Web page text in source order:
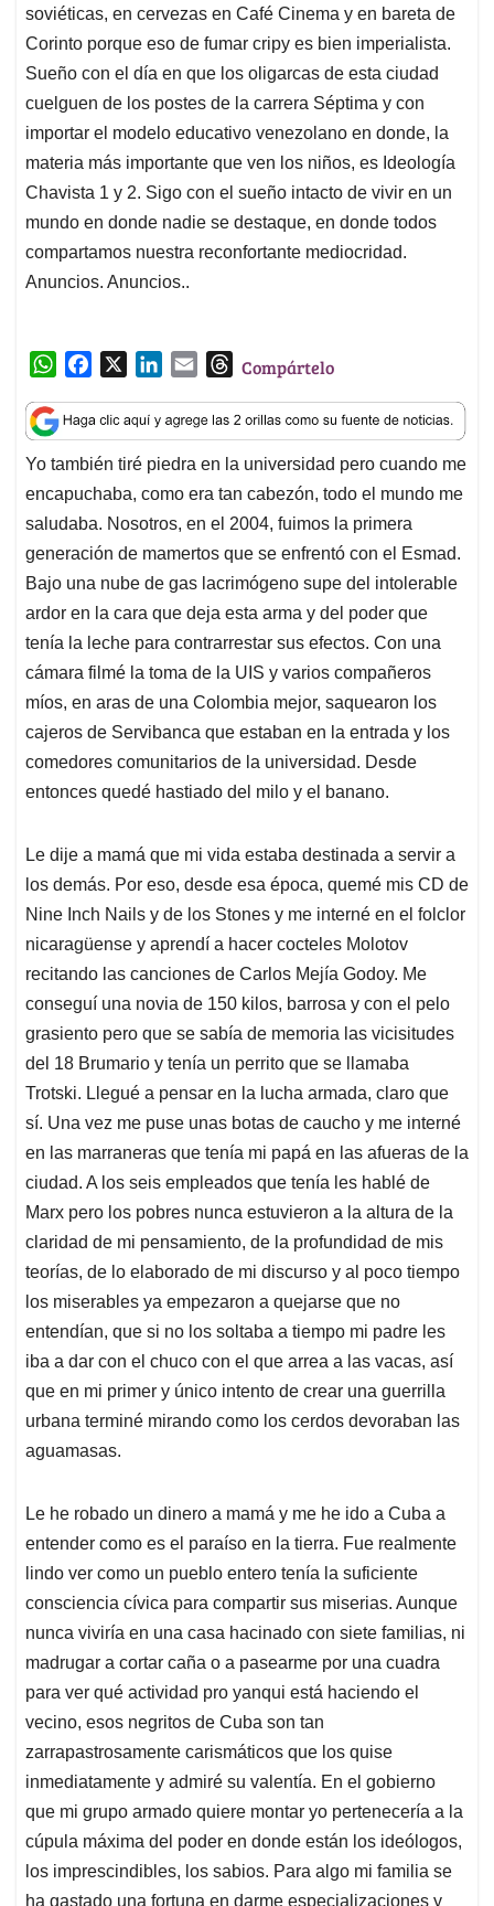
soviéticas, en cervezas en Café Cinema y en bareta de
Corinto porque eso de fumar cripy es bien imperialista.
Sueño con el día en que los oligarcas de esta ciudad
cuelguen de los postes de la carrera Séptima y con
importar el modelo educativo venezolano en donde, la
materia más importante que ven los niños, es Ideología
Chavista 1 y 2. Sigo con el sueño intacto de vivir en un
mundo en donde nadie se destaque, en donde todos
compartamos nuestra reconfortante mediocridad.
Anuncios. Anuncios..
W
a
t
s
A
p
p
c
e
b
o
o
k
n
k
e
d
I
n
a
i
l
T
r
e
a
d
s
Compártelo
Yo también tiré piedra en la universidad pero cuando me
encapuchaba, como era tan cabezón, todo el mundo me
saludaba. Nosotros, en el 2004, fuimos la primera
generación de mamertos que se enfrentó con el Esmad.
Bajo una nube de gas lacrimógeno supe del intolerable
ardor en la cara que deja esta arma y del poder que
tenía la leche para contrarrestar sus efectos. Con una
cámara filmé la toma de la UIS y varios compañeros
míos, en aras de una Colombia mejor, saquearon los
cajeros de Servibanca que estaban en la entrada y los
comedores comunitarios de la universidad. Desde
entonces quedé hastiado del milo y el banano.
Le dije a mamá que mi vida estaba destinada a servir a
los demás. Por eso, desde esa época, quemé mis CD de
Nine Inch Nails y de los Stones y me interné en el folclor
nicaragüense y aprendí a hacer cocteles Molotov
recitando las canciones de Carlos Mejía Godoy. Me
conseguí una novia de 150 kilos, barrosa y con el pelo
grasiento pero que se sabía de memoria las vicisitudes
del 18 Brumario y tenía un perrito que se llamaba
Trotski. Llegué a pensar en la lucha armada, claro que
sí. Una vez me puse unas botas de caucho y me interné
en las marraneras que tenía mi papá en las afueras de la
ciudad. A los seis empleados que tenía les hablé de
Marx pero los pobres nunca estuvieron a la altura de la
claridad de mi pensamiento, de la profundidad de mis
teorías, de lo elaborado de mi discurso y al poco tiempo
los miserables ya empezaron a quejarse que no
entendían, que si no los soltaba a tiempo mi padre les
iba a dar con el chuco con el que arrea a las vacas, así
que en mi primer y único intento de crear una guerrilla
urbana terminé mirando como los cerdos devoraban las
aguamasas.
Le he robado un dinero a mamá y me he ido a Cuba a
entender como es el paraíso en la tierra. Fue realmente
lindo ver como un pueblo entero tenía la suficiente
consciencia cívica para compartir sus miserias. Aunque
nunca viviría en una casa hacinado con siete familias, ni
madrugar a cortar caña o a pasearme por una cuadra
para ver qué actividad pro yanqui está haciendo el
vecino, esos negritos de Cuba son tan
zarrapastrosamente carismáticos que los quise
inmediatamente y admiré su valentía. En el gobierno
que mi grupo armado quiere montar yo pertenecería a la
cúpula máxima del poder en donde están los ideólogos,
los imprescindibles, los sabios. Para algo mi familia se
ha gastado una fortuna en darme especializaciones y